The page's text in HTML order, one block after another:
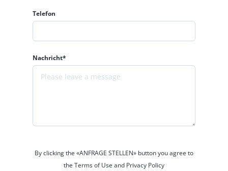
Telefon
Nachricht*
By clicking the «ANFRAGE STELLEN» button you agree to
the Terms of Use and Privacy Policy